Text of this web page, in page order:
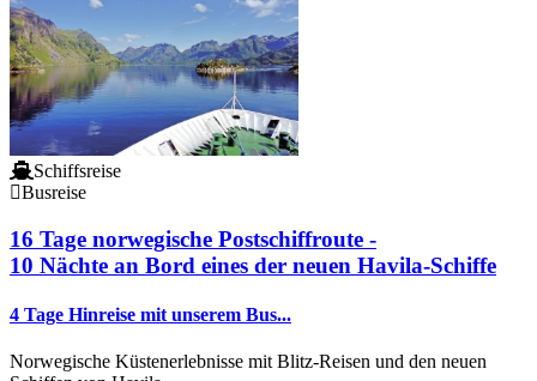
Schiffsreise
Busreise
16 Tage norwegische Postschiffroute -
10 Nächte an Bord eines der neuen Havila-Schiffe
4 Tage Hinreise mit unserem Bus...
Norwegische Küstenerlebnisse mit Blitz-Reisen und den neuen